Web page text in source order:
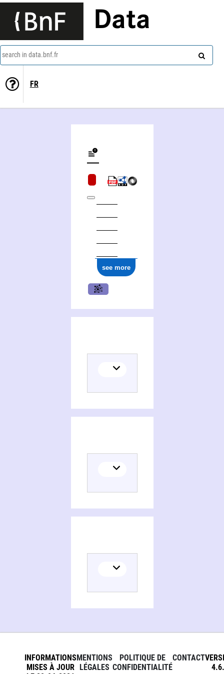
Data
search in data.bnf.fr
FR
see more
INFORMATIONS
MISES À JOUR
MENTIONS
LÉGALES
POLITIQUE DE
CONFIDENTIALITÉ
CONTACT